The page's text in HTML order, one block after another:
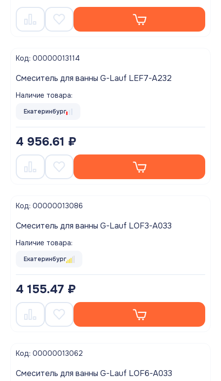
Код: 00000013114
Смеситель для ванны G-Lauf LEF7-A232
Наличие товара:
Екатеринбург
4 956.61 ₽
Код: 00000013086
Смеситель для ванны G-Lauf LOF3-A033
Наличие товара:
Екатеринбург
4 155.47 ₽
Код: 00000013062
Смеситель для ванны G-Lauf LOF6-A033